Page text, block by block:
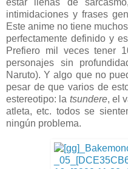
estar llenas de
intimidaciones y frases
Este anime no tiene
perfectamente definido y
Prefiero mil veces tener
personajes sin
Naruto). Y algo que no
pesar de que varios de
estereotipo: la tsundere, el
atleta, etc. todos se
ningún problema.